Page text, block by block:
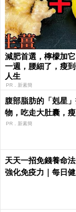
減肥首選，檸檬加
一週，腰細了，瘦
人生
PR．新素簡
腹部脂肪的「剋星
物，吃走大肚囊，
PR．新素簡
天天一招免錢養命
強化免疫力｜每日